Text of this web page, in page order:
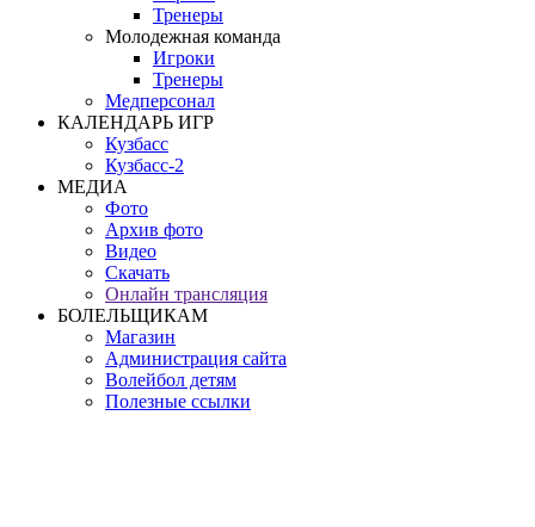
Тренеры
Молодежная команда
Игроки
Тренеры
Медперсонал
КАЛЕНДАРЬ ИГР
Кузбасс
Кузбасс-2
МЕДИА
Фото
Архив фото
Видео
Скачать
Онлайн трансляция
БОЛЕЛЬЩИКАМ
Магазин
Администрация сайта
Волейбол детям
Полезные ссылки